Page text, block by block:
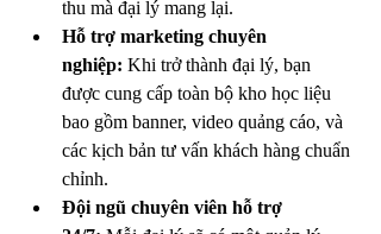
thu mà đại lý mang lại.
Hỗ trợ marketing chuyên
nghiệp: Khi trở thành đại lý, bạn
được cung cấp toàn bộ kho học liệu
bao gồm banner, video quảng cáo, và
các kịch bản tư vấn khách hàng chuẩn
chỉnh.
Đội ngũ chuyên viên hỗ trợ